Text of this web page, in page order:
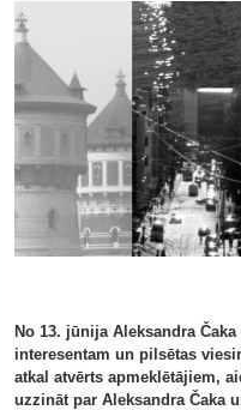
No 13. jūnija Aleksandra
interesentam un pilsētas
atkal atvērts apmeklētājiem,
uzzināt par Aleksandra Čaka